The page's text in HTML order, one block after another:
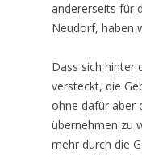
andererseits für
Neudorf, haben
Dass sich hinter
versteckt, die
ohne dafür aber
übernehmen zu
mehr durch die